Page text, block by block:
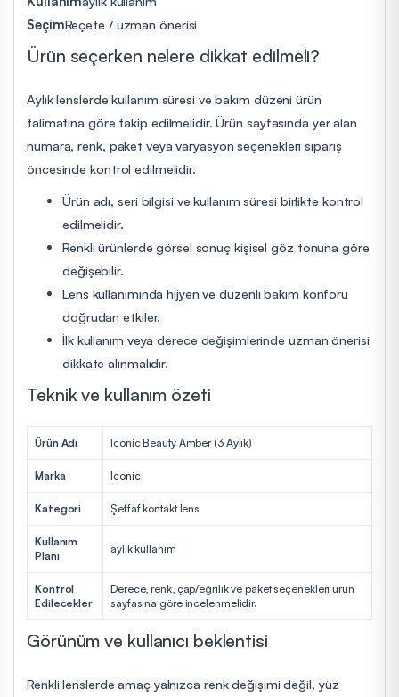
SeçimReçete / uzman önerisi
Ürün seçerken nelere dikkat edilmeli?
Aylık lenslerde kullanım süresi ve bakım düzeni ürün
talimatına göre takip edilmelidir. Ürün sayfasında yer alan
numara, renk, paket veya varyasyon seçenekleri sipariş
öncesinde kontrol edilmelidir.
Ürün adı, seri bilgisi ve kullanım süresi birlikte kontrol
edilmelidir.
Renkli ürünlerde görsel sonuç kişisel göz tonuna göre
değişebilir.
Lens kullanımında hijyen ve düzenli bakım konforu
doğrudan etkiler.
İlk kullanım veya derece değişimlerinde uzman önerisi
dikkate alınmalıdır.
Teknik ve kullanım özeti
Ürün Adı Iconic Beauty Amber (3 Aylık)
Marka Iconic
Kategori Şeffaf kontakt lens
Kullanım
Planı
aylık kullanım
Kontrol
Edilecekler
Derece, renk, çap/eğrilik ve paket seçenekleri ürün
sayfasına göre incelenmelidir.
Görünüm ve kullanıcı beklentisi
Renkli lenslerde amaç yalnızca renk değişimi değil, yüz